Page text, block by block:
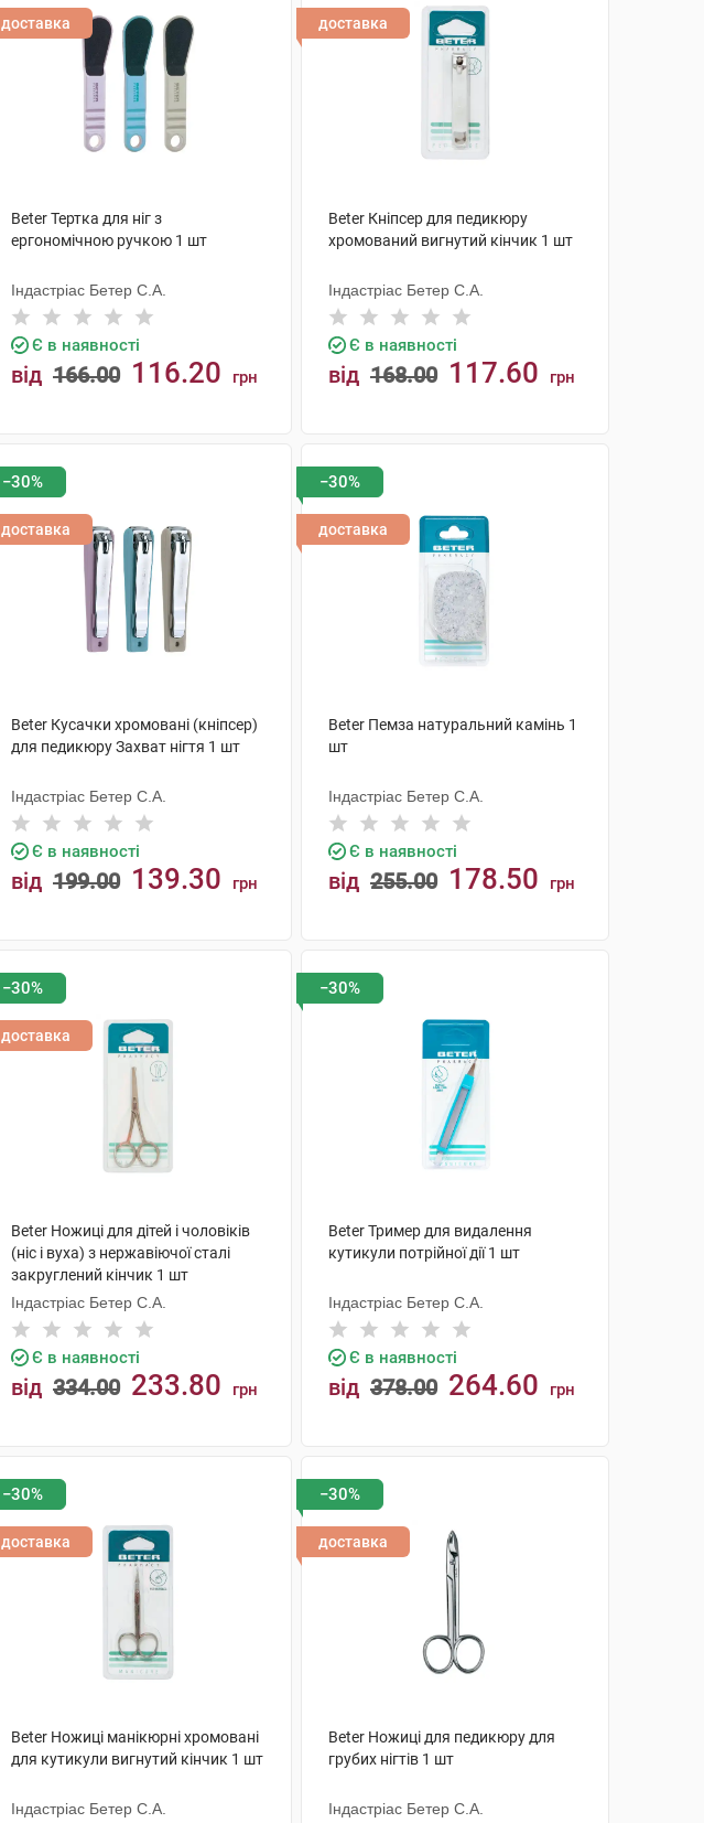
доставка
Beter Тертка для ніг з
ергономічною ручкою 1 шт
Індастріас Бетер С.А.
Є в наявності
від 166.00 116.20 грн
доставка
Beter Кніпсер для педикюру
хромований вигнутий кінчик 1 шт
Індастріас Бетер С.А.
Є в наявності
від 168.00 117.60 грн
−30%
доставка
Beter Кусачки хромовані (кніпсер)
для педикюру Захват нігтя 1 шт
Індастріас Бетер С.А.
Є в наявності
від 199.00 139.30 грн
−30%
доставка
Beter Пемза натуральний камінь 1
шт
Індастріас Бетер С.А.
Є в наявності
від 255.00 178.50 грн
−30%
доставка
Beter Ножиці для дітей і чоловіків
(ніс і вуха) з нержавіючої сталі
закруглений кінчик 1 шт
Індастріас Бетер С.А.
Є в наявності
від 334.00 233.80 грн
−30%
Beter Тример для видалення
кутикули потрійної дії 1 шт
Індастріас Бетер С.А.
Є в наявності
від 378.00 264.60 грн
−30%
доставка
Beter Ножиці манікюрні хромовані
для кутикули вигнутий кінчик 1 шт
Індастріас Бетер С.А.
−30%
доставка
Beter Ножиці для педикюру для
грубих нігтів 1 шт
Індастріас Бетер С.А.